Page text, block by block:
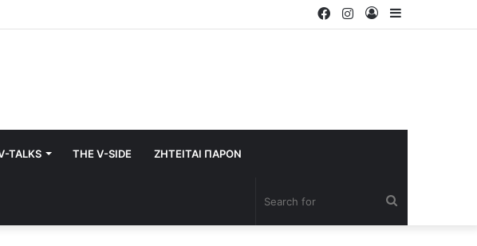
Log
Instagram
Facebook
TALKS THE V-SIDE ΖΗΤΕΙΤΑΙ ΠΑΡΟΝ